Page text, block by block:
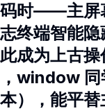
码时——主屏
志终端智能
此成为上古
，window
本），能平